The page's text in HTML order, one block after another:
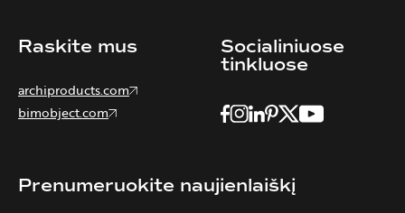
Raskite mus
archiproducts.com
bimobject.com
Socialiniuose
tinkluose
Prenumeruokite naujienlaiškį